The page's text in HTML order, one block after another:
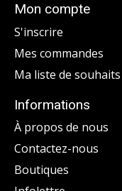
Mon compte
S'inscrire
Mes commandes
Ma liste de souhaits
Informations
À propos de nous
Contactez-nous
Boutiques